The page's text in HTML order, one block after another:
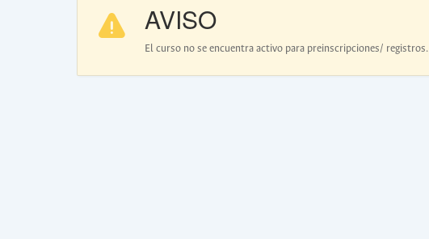
AVISO
El curso no se encuentra activo para preinscripciones/ registros.